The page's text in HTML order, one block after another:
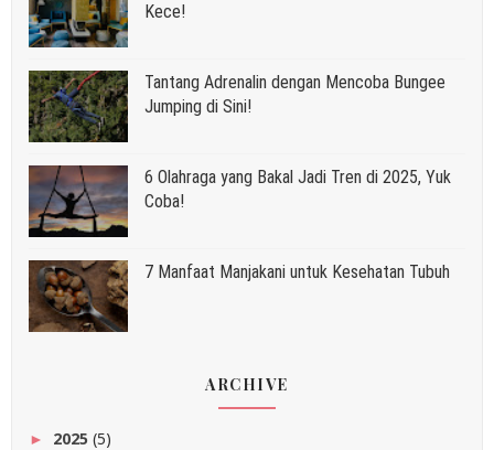
Kece!
Tantang Adrenalin dengan Mencoba Bungee
Jumping di Sini!
6 Olahraga yang Bakal Jadi Tren di 2025, Yuk
Coba!
7 Manfaat Manjakani untuk Kesehatan Tubuh
ARCHIVE
► 2025 (5)